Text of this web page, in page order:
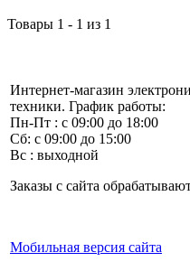
Товары 1 - 1 из 1
Интернет-магазин
техники. График работы:
Пн-Пт : с 09:00 до 18:00
Сб: с 09:00 до 15:00
Вс : выходной
Заказы с сайта
Мобильная версия сайта